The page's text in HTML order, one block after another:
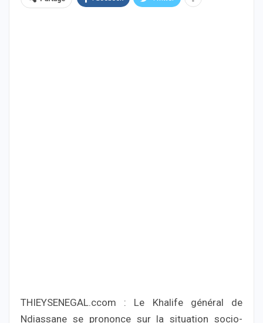
THIEYSENEGAL.ccom : Le Khalife général de
Ndiassane se prononce sur la situation socio-